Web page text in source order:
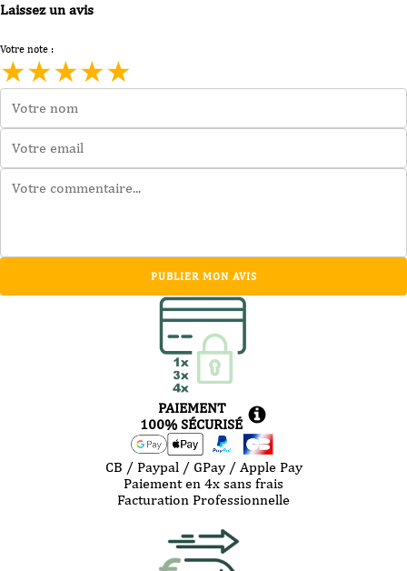
Laissez un avis
Votre note :
★★★★★
PUBLIER MON AVIS
PAIEMENT
100% SÉCURISÉ
CB / Paypal / GPay / Apple Pay
Paiement en 4x sans frais
Facturation Professionnelle